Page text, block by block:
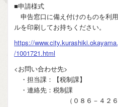
■申請様式
申告窓口に備え付けのものを利
ルを印刷してお持ちください。
https://
/1001721.html
<お問い合わせ先>
・担当課：【税制課】
・連絡先：税制課
（０８６－４２６－３